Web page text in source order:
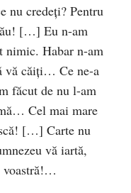
nu credeţi? Pentru
[…] Eu n-am
nimic. Habar n-am
vă căiţi… Ce ne-a
făcut de nu l-am
Cel mai mare
[…] Carte nu
vă iartă,
voastră!…